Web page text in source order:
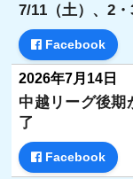
7/11（土）、2
Facebook
2026年7月14日
中越リーグ後期
了
Facebook